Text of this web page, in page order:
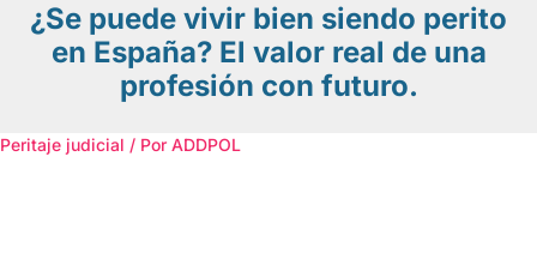
¿Se puede vivir bien siendo perito
en España? El valor real de una
profesión con futuro.
Peritaje judicial / Por ADDPOL